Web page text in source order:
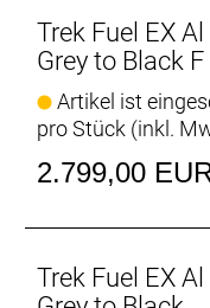
Passe die
Umlegen des
weniger
geschmeidigeres
härteren Schlägen.
progressivere
fahren willst, ohne
Größenspezifische
Trek Fuel EX
Grey to Black F
Artikel ist
pro Stück (inkl.
2.799,00
Trek Fuel EX